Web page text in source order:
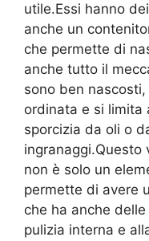
utile.Essi hanno
anche un
che permette di
anche tutto il
sono ben
ordinata e si limita
sporcizia da oli o
ingranaggi.Questo
non è solo un
permette di avere
che ha anche
pulizia interna e